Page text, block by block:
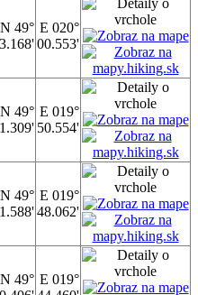
N 49° E 020°
00.553'
N 49° E 019°
50.554'
N 49° E 019°
48.062'
N 49° E 019°